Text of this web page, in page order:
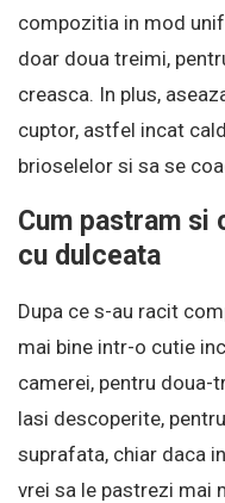
compozitia in mod
doar doua treimi,
creasca. In plus,
cuptor, astfel incat
brioselelor si sa se
Cum pastram si
cu dulceata
Dupa ce s-au racit
mai bine intr-o cutie
camerei, pentru doua-
lasi descoperite,
suprafata, chiar daca
vrei sa le pastrezi mai